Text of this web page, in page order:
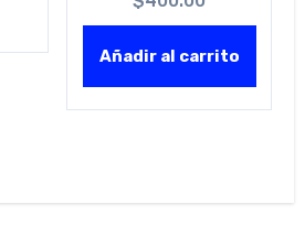
Añadir al carrito